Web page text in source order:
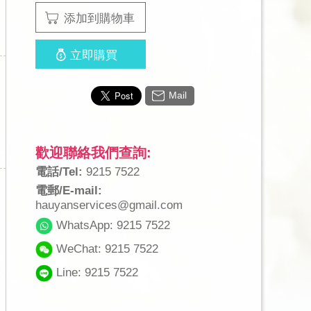
添加到購物車
立即購買
Mail
歡迎聯絡我們查詢:
電話/Tel: 9215 7522
電郵/E-mail:
hauyanservices@gmail.com
WhatsApp: 9215 7522
WeChat: 9215 7522
Line: 9215 7522